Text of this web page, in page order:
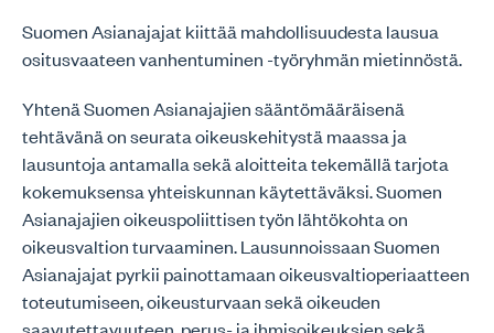
Suomen Asianajajat kiittää mahdollisuudesta lausua
ositusvaateen vanhentuminen -työryhmän mietinnöstä.
Yhtenä Suomen Asianajajien sääntömääräisenä
tehtävänä on seurata oikeuskehitystä maassa ja
lausuntoja antamalla sekä aloitteita tekemällä tarjota
kokemuksensa yhteiskunnan käytettäväksi. Suomen
Asianajajien oikeuspoliittisen työn lähtökohta on
oikeusvaltion turvaaminen. Lausunnoissaan Suomen
Asianajajat pyrkii painottamaan oikeusvaltioperiaatteen
toteutumiseen, oikeusturvaan sekä oikeuden